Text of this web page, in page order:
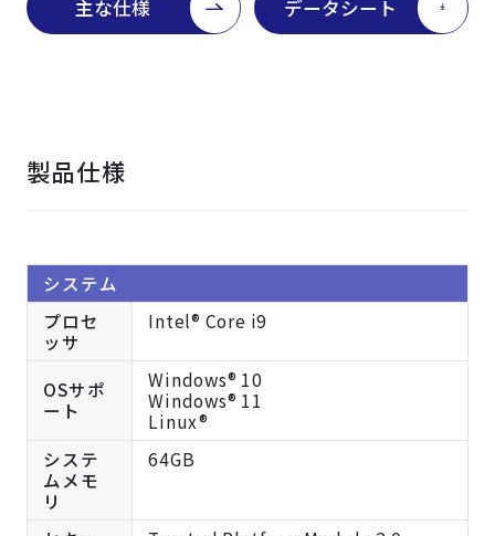
主な仕様 データシート
製品仕様
システム
プロセ
ッサ
Intel® Core i9
OSサポ
ート
Windows® 10
Windows® 11
Linux®
システ
ムメモ
リ
64GB